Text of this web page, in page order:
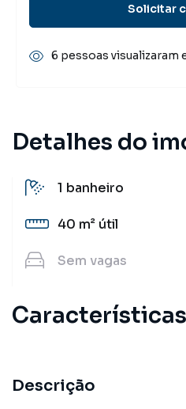
Detalhes do
1 banheiro
40 m² útil
Sem vagas
Escritório
Descrição
Solicitar
6 pessoas visualizaram